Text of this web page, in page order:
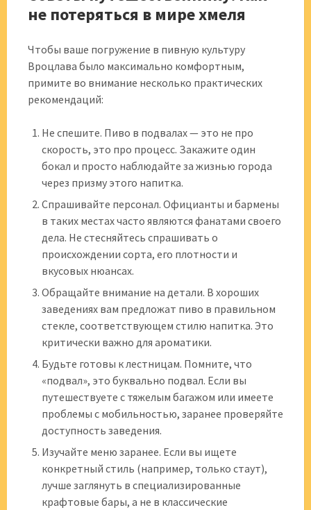
не потеряться в мире хмеля
Чтобы ваше погружение в пивную культуру
Вроцлава было максимально комфортным,
примите во внимание несколько практических
рекомендаций:
Не спешите. Пиво в подвалах — это не про
скорость, это про процесс. Закажите один
бокал и просто наблюдайте за жизнью города
через призму этого напитка.
Спрашивайте персонал. Официанты и бармены
в таких местах часто являются фанатами своего
дела. Не стесняйтесь спрашивать о
происхождении сорта, его плотности и
вкусовых нюансах.
Обращайте внимание на детали. В хороших
заведениях вам предложат пиво в правильном
стекле, соответствующем стилю напитка. Это
критически важно для ароматики.
Будьте готовы к лестницам. Помните, что
«подвал», это буквально подвал. Если вы
путешествуете с тяжелым багажом или имеете
проблемы с мобильностью, заранее проверяйте
доступность заведения.
Изучайте меню заранее. Если вы ищете
конкретный стиль (например, только стаут),
лучше заглянуть в специализированные
крафтовые бары, а не в классические